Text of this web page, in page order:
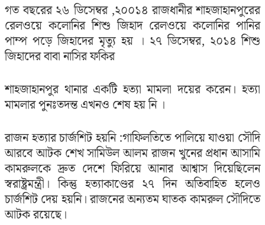
গত বছরের ২৬ ডিসেম্বর ,২০০১৪ রাজধানীর শাহজাহানপুরের
রেলওয়ে কলোনির শিশু জিহাদ রেলওয়ে কলোনির পানির
পাম্প পড়ে জিহাদের মৃত্যু হয় । ২৭ ডিসেম্বর, ২০১৪ শিশু
জিহাদের বাবা নাসির ফকির
শাহজাহানপুর থানার একটি হত্যা মামলা দয়ের করেন। হত্যা
মামলার পুনঃতদন্ত এখনও শেষ হয় নি ।
রাজন হত্যার চার্জশিট হয়নি :গাফিলতিতে পালিয়ে যাওয়া সৌদি
আরবে আটক শেখ সামিউল আলম রাজন খুনের প্রধান আসামি
কামরুলকে দ্রুত দেশে ফিরিয়ে আনার আশ্বাস দিয়েছিলেন
স্বরাষ্ট্রমন্ত্রী। কিন্তু হত্যাকাণ্ডের ২৭ দিন অতিবাহিত হলেও
চার্জশিট দেয় হয়নি। রাজনের অন্যতম ঘাতক কামরুল সৌদিতে
আটক রয়েছে।